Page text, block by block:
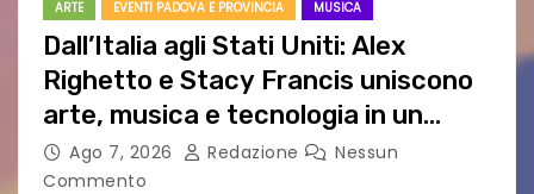
ARTE EVENTI PADOVA E PROVINCIA MUSICA
Dall’Italia agli Stati Uniti: Alex
Righetto e Stacy Francis uniscono
arte, musica e tecnologia in un
nuovo progetto internazionale”
Ago 7, 2026 Redazione
Nessun
Commento